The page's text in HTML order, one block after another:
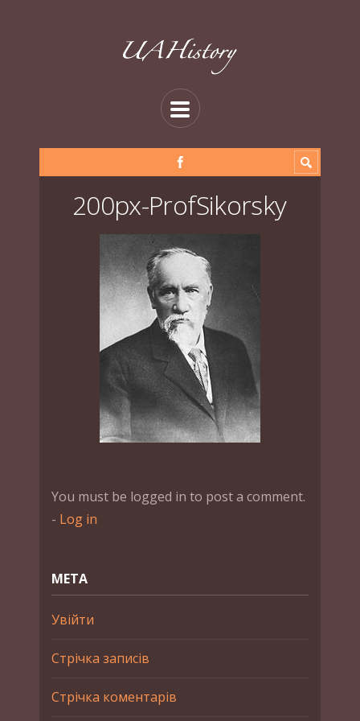
200px-ProfSikorsky
You must be logged in to post a comment.
- Log in
МЕТА
Увійти
Стрічка записів
Стрічка коментарів